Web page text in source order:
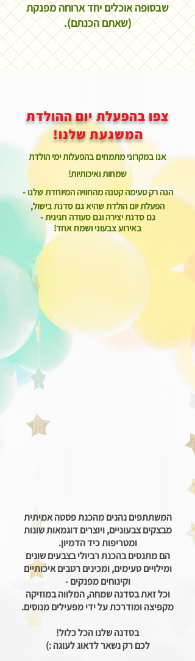
שבסופה אוכלים יחד ארוחה מפנקת
(שאתם הכנתם).
צפו בהפעלת יום ההולדת
המשגעת שלנו!
אנו במקרוני מתמחים בהפעלות ימי הולדת
שמחות ואיכותיות!
הנה רק טעימה קטנה מהחוויה המיוחדת שלנו -
הפעלת יום הולדת שהיא גם סדנת בישול,
גם סדנת יצירהוגם סעודה חגיגית -
באירוע צבעוני ושמח אחד!
המשתתפים נהנים מהכנת פסטה אמיתית
מבצקים צבעוניים, ויוצרים דוגמאות שונות
ומטריפות כיד הדמיון.
הם מתנסים בהכנת רביולי בצבעים שונים
ומילויים טעימים, ומכינים רטבים איכותיים
וקינוחים מפנקים -
וכל זאת בסדנה שמחה, המלווה במוזיקה
מקפיצה ומודרכת על ידי מפעילים מנוסים.
בסדנה שלנו הכל כלול!
לכם רק נשאר לדאוג לעוגה :)